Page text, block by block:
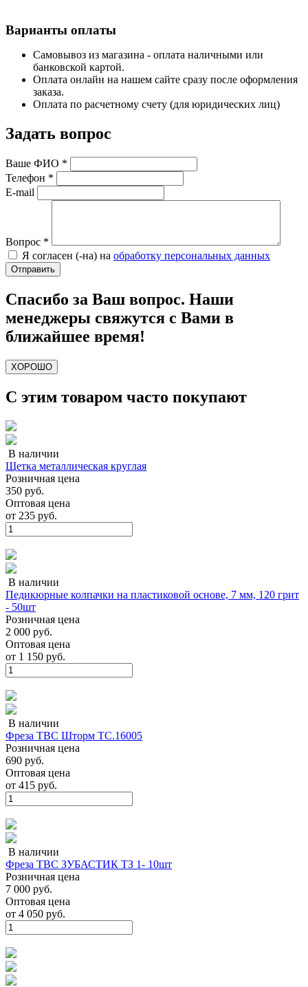
Варианты оплаты
Самовывоз из магазина - оплата наличными или
банковской картой.
Оплата онлайн на нашем сайте сразу после оформления
заказа.
Оплата по расчетному счету (для юридических лиц)
Задать вопрос
Ваше ФИО *
Телефон *
E-mail
Вопрос *
Я согласен (-на) на обработку персональных данных
Спасибо за Ваш вопрос. Наши
менеджеры свяжутся с Вами в
ближайшее время!
ХОРОШО
С этим товаром часто покупают
В наличии
Щетка металлическая круглая
Розничная цена
350 руб.
Оптовая цена
от 235 руб.
В наличии
Педикюрные колпачки на пластиковой основе, 7 мм, 120 грит
- 50шт
Розничная цена
2 000 руб.
Оптовая цена
от 1 150 руб.
В наличии
Фреза ТВС Шторм ТС.16005
Розничная цена
690 руб.
Оптовая цена
от 415 руб.
В наличии
Фреза ТВС ЗУБАСТИК ТЗ 1- 10шт
Розничная цена
7 000 руб.
Оптовая цена
от 4 050 руб.